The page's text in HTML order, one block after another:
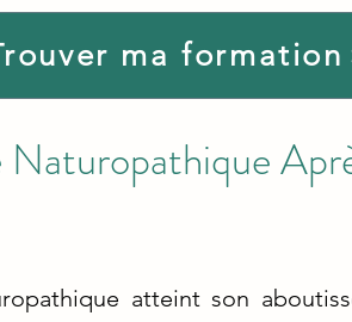
ma formation
atteint son